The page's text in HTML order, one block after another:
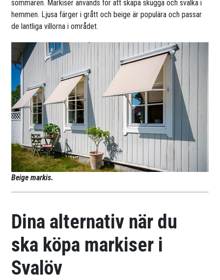
sommaren. Markiser används för att skapa skugga och svalka i
hemmen. Ljusa färger i grått och beige är populära och passar
de lantliga villorna i området.
Beige markis.
Dina alternativ när du
ska köpa markiser i
Svalöv